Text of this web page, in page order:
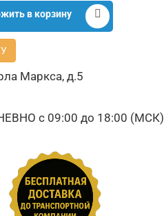
в корзину
Маркса, д.5
с 09:00 до 18:00 (МСК)